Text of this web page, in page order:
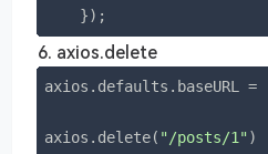
    });
axios.delete
axios.defaults.baseURL =
axios.delete( "/posts/1")